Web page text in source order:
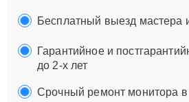
Бесплатный выезд мастера
Гарантийное и
до 2-х лет
Срочный ремонт монитора в